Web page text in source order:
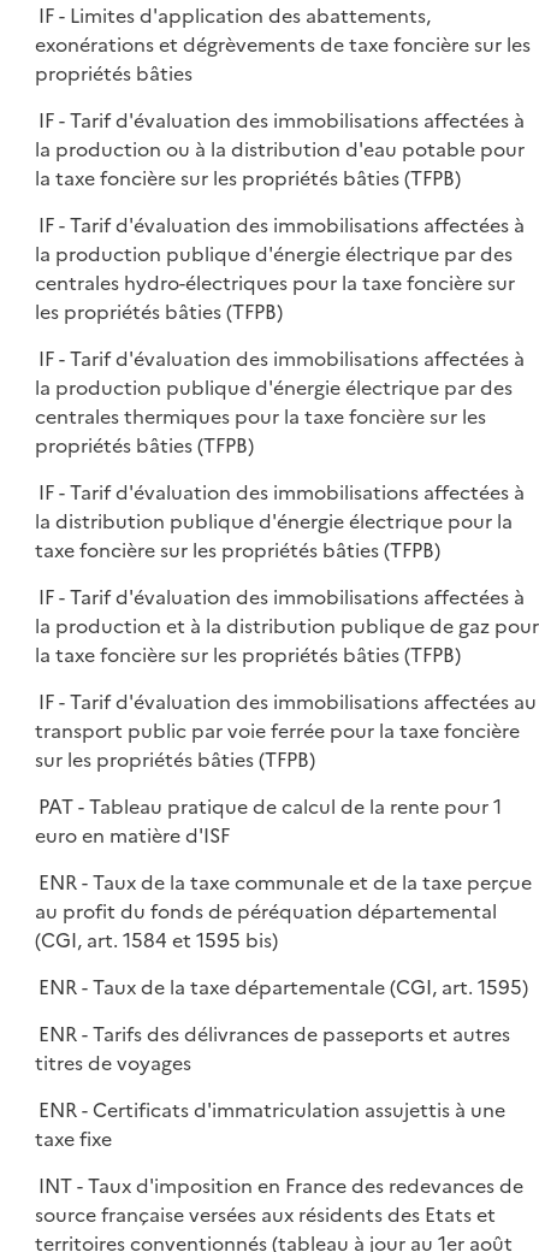
IF - Limites d'application des abattements,
exonérations et dégrèvements de taxe foncière sur les
propriétés bâties
IF - Tarif d'évaluation des immobilisations affectées à
la production ou à la distribution d'eau potable pour
la taxe foncière sur les propriétés bâties (TFPB)
IF - Tarif d'évaluation des immobilisations affectées à
la production publique d'énergie électrique par des
centrales hydro-électriques pour la taxe foncière sur
les propriétés bâties (TFPB)
IF - Tarif d'évaluation des immobilisations affectées à
la production publique d'énergie électrique par des
centrales thermiques pour la taxe foncière sur les
propriétés bâties (TFPB)
IF - Tarif d'évaluation des immobilisations affectées à
la distribution publique d'énergie électrique pour la
taxe foncière sur les propriétés bâties (TFPB)
IF - Tarif d'évaluation des immobilisations affectées à
la production et à la distribution publique de gaz pour
la taxe foncière sur les propriétés bâties (TFPB)
IF - Tarif d'évaluation des immobilisations affectées au
transport public par voie ferrée pour la taxe foncière
sur les propriétés bâties (TFPB)
PAT - Tableau pratique de calcul de la rente pour 1
euro en matière d'ISF
ENR - Taux de la taxe communale et de la taxe perçue
au profit du fonds de péréquation départemental
(CGI, art. 1584 et 1595 bis)
ENR - Taux de la taxe départementale (CGI, art. 1595)
ENR - Tarifs des délivrances de passeports et autres
titres de voyages
ENR - Certificats d'immatriculation assujettis à une
taxe fixe
INT - Taux d'imposition en France des redevances de
source française versées aux résidents des Etats et
territoires conventionnés (tableau à jour au 1er août